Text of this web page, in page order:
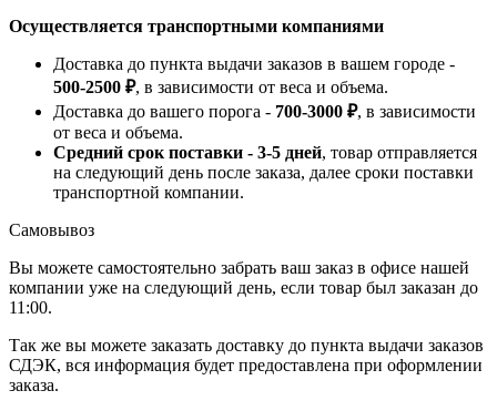
Осуществляется транспортными компаниями
Доставка до пункта выдачи заказов в вашем городе -
500-2500 ₽, в зависимости от веса и объема.
Доставка до вашего порога - 700-3000 ₽, в зависимости
от веса и объема.
Средний срок поставки - 3-5 дней, товар отправляется
на следующий день после заказа, далее сроки поставки
транспортной компании.
Самовывоз
Вы можете самостоятельно забрать ваш заказ в офисе нашей
компании уже на следующий день, если товар был заказан до
11:00.
Так же вы можете заказать доставку до пункта выдачи заказов
СДЭК, вся информация будет предоставлена при оформлении
заказа.